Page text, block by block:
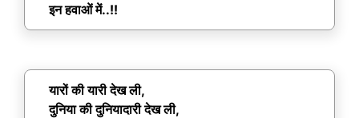
इन हवाओं में..!!
यारों की यारी देख ली,
दुनिया की दुनियादारी देख ली,